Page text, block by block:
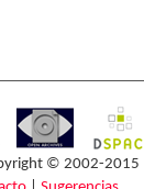
© 2002-2015